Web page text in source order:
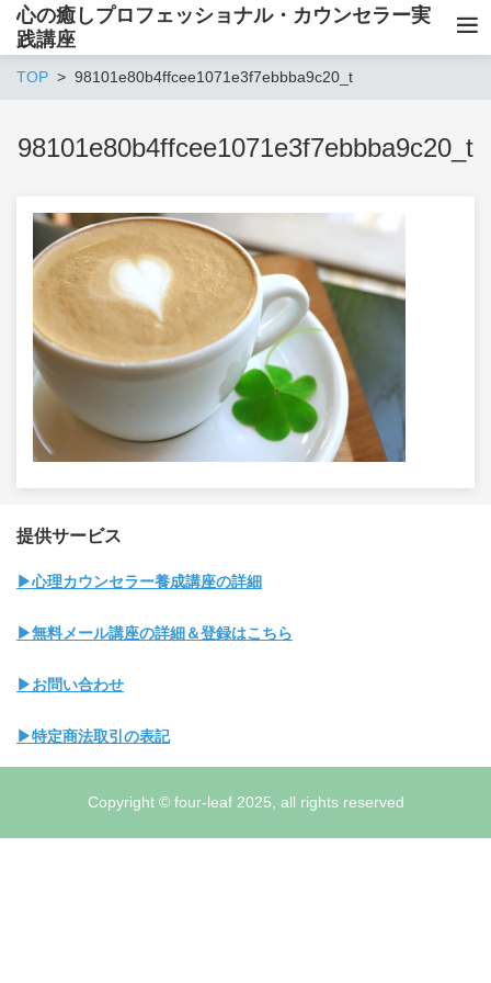
心の癒しプロフェッショナル・カウンセラー実
践講座
TOP 98101e80b4ffcee1071e3f7ebbba9c20_t
98101e80b4ffcee1071e3f7ebbba9c20_t
提供サービス
▶心理カウンセラー養成講座の詳細
▶無料メール講座の詳細＆登録はこちら
▶お問い合わせ
▶特定商法取引の表記
Copyright © four-leaf 2025, all rights reserved